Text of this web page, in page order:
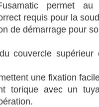
permet au
requis pour la
de démarrage pour
couvercle supérieur
une fixation
torique avec un